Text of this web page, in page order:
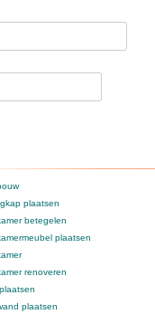
plaatsen
betegelen
plaatsen
renoveren
plaatsen